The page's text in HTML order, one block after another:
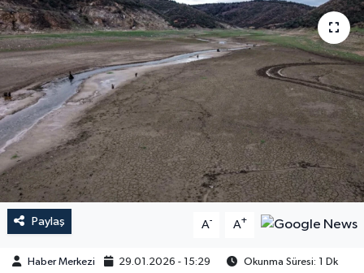
Paylaş A- A+
Haber Merkezi 29.01.2026 - 15:29 Okunma Süresi: 1 Dk